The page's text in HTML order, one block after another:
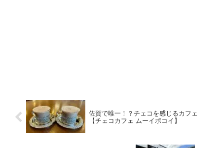
佐賀で唯一！？チェコを感じるカフェ
【チェコカフェ ムーイポコイ】